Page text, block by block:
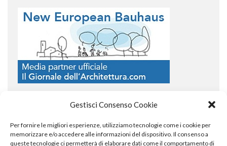
Gestisci Consenso Cookie
Per fornire le migliori esperienze, utilizziamo tecnologie come i cookie per
memorizzare e/o accedere alle informazioni del dispositivo. Il consenso a
queste tecnologie ci permetterà di elaborare dati come il comportamento di
COPYRIGHT